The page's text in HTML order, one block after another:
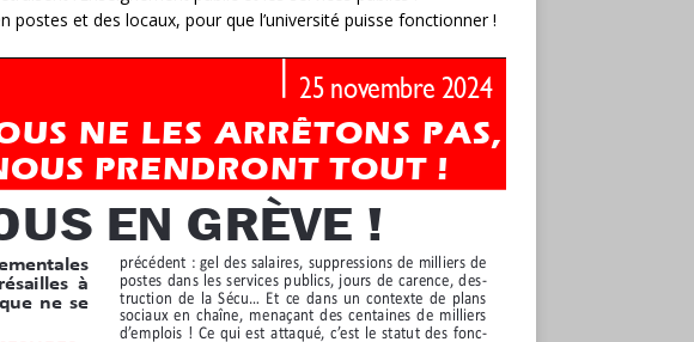
postes et des locaux, pour que l’université puisse fonctionner !